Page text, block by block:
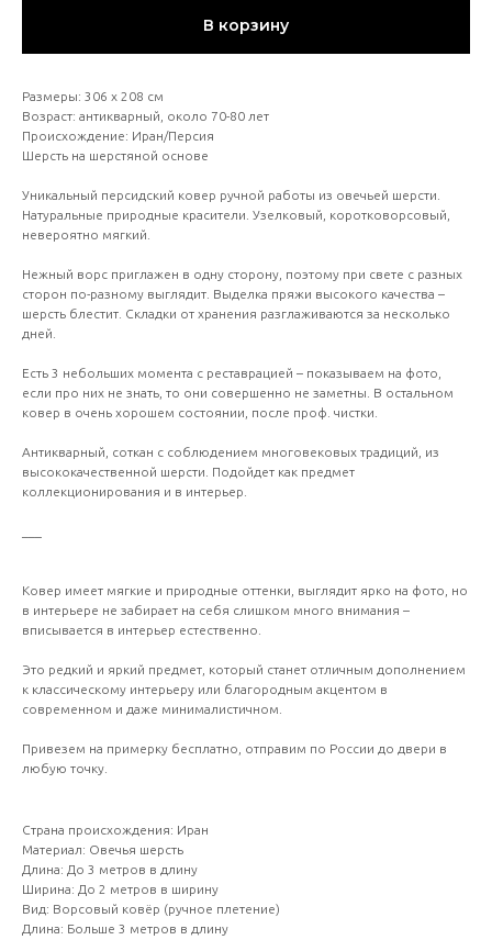
В корзину
Размеры: 306 х 208 см
Возраст: антикварный, около 70-80 лет
Происхождение: Иран/Персия
Шерсть на шерстяной основе
Уникальный персидский ковер ручной работы из овечьей шерсти.
Натуральные природные красители. Узелковый, коротковорсовый,
невероятно мягкий.
Нежный ворс приглажен в одну сторону, поэтому при свете с разных
сторон по-разному выглядит. Выделка пряжи высокого качества –
шерсть блестит. Складки от хранения разглаживаются за несколько
дней.
Есть 3 небольших момента с реставрацией – показываем на фото,
если про них не знать, то они совершенно не заметны. В остальном
ковер в очень хорошем состоянии, после проф. чистки.
Антикварный, соткан с соблюдением многовековых традиций, из
высококачественной шерсти. Подойдет как предмет
коллекционирования и в интерьер.
Ковер имеет мягкие и природные оттенки, выглядит ярко на фото, но
в интерьере не забирает на себя слишком много внимания –
вписывается в интерьер естественно.
Это редкий и яркий предмет, который станет отличным дополнением
к классическому интерьеру или благородным акцентом в
современном и даже минималистичном.
Привезем на примерку бесплатно, отправим по России до двери в
любую точку.
Страна происхождения: Иран
Материал: Овечья шерсть
Длина: До 3 метров в длину
Ширина: До 2 метров в ширину
Вид: Ворсовый ковёр (ручное плетение)
Длина: Больше 3 метров в длину